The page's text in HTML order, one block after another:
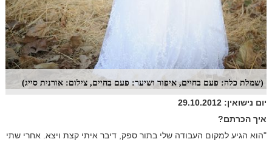
(שמלת כלה: פעם בחיים, איפור ושיער: פעם בחיים, צילום: אורנית סייג)
יום נישואין: 29.10.2012
איך הכרתם?
"הוא הגיע למקום העבודה שלי בתור ספק, דיבר איתי קצת ויצא. אחרי שתי